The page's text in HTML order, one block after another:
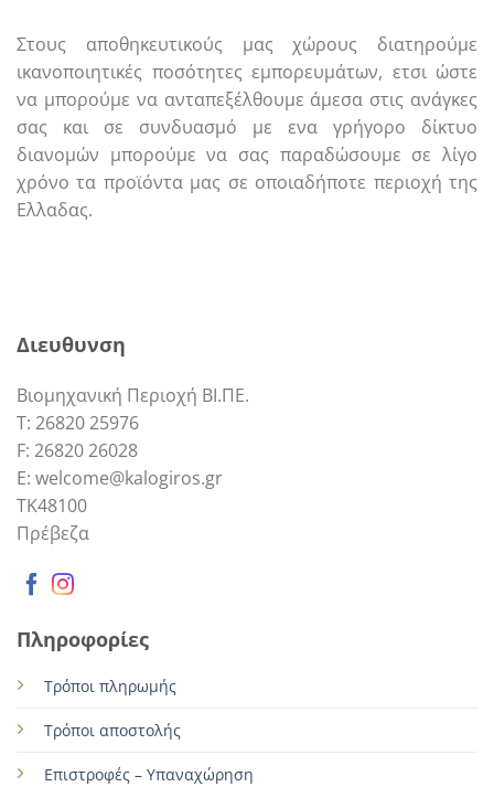
Στους αποθηκευτικούς μας χώρους διατηρούμε
ικανοποιητικές ποσότητες εμπορευμάτων, ετσι ώστε
να μπορούμε να ανταπεξέλθουμε άμεσα στις ανάγκες
σας και σε συνδυασμό με ενα γρήγορο δίκτυο
διανομών μπορούμε να σας παραδώσουμε σε λίγο
χρόνο τα προϊόντα μας σε οποιαδήποτε περιοχή της
Ελλαδας.
Διευθυνση
Βιομηχανική Περιοχή ΒΙ.ΠΕ.
Τ: 26820 25976
F: 26820 26028
E: welcome@kalogiros.gr
TK48100
Πρέβεζα
Πληροφορίες
Τρόποι πληρωμής
Τρόποι αποστολής
Επιστροφές – Υπαναχώρηση